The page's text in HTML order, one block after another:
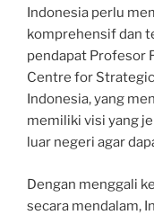
Indonesia perlu
komprehensif dan
pendapat Profesor
Centre for
Indonesia, yang
memiliki visi yang
luar negeri agar
Dengan menggali
secara mendalam,